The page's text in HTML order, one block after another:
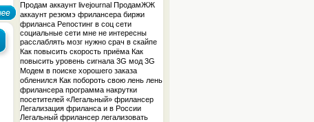
Продам аккаунт livejournal ПродамЖЖ
аккаунт резюмэ фрилансера биржи
фриланса Репостинг в соц сети
социальные сети мне не интересны
расслаблять мозг нужно срач в скайпе
Как повысить скорость приёма Как
повысить уровень сигнала 3G мод 3G
Модем в поиске хорошего заказа
обленился Как побороть свою лень лень
фрилансера программа накрутки
посетителей «Легальный» фрилансер
Легализация фриланса и в России
Легальный фрилансер легализовать